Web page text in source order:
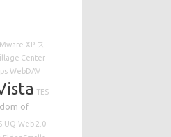
XP ス
Center
WebDAV
TES
of
UQ Web 2.0